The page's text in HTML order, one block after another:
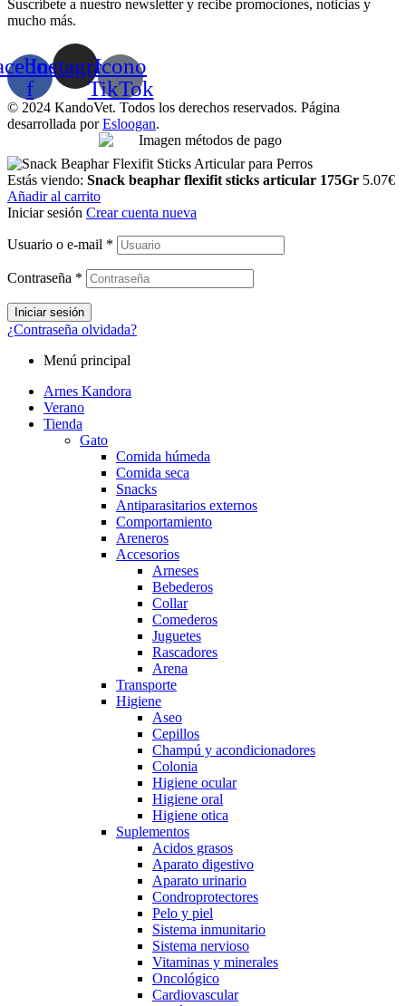
Suscríbete a nuestro newsletter y recibe promociones, noticias y
mucho más.
f
InstagramIcono
TikTok
© 2024 KandoVet. Todos los derechos reservados. Página
desarrollada porEsloogan.
Estás viendo: Snack beaphar flexifit sticks articular 175Gr 5.07€
Añadir al carrito
Iniciar sesión Crear cuenta nueva
Usuario o e-mail *
Contraseña *
Iniciar sesión
¿Contraseña olvidada?
Menú principal
Arnes Kandora
Verano
Tienda
Gato
Comida húmeda
Comida seca
Snacks
Antiparasitarios externos
Comportamiento
Areneros
Accesorios
Arneses
Bebederos
Collar
Comederos
Juguetes
Rascadores
Arena
Transporte
Higiene
Aseo
Cepillos
Champú y acondicionadores
Colonia
Higiene ocular
Higiene oral
Higiene otica
Suplementos
Acidos grasos
Aparato digestivo
Aparato urinario
Condroprotectores
Pelo y piel
Sistema inmunitario
Sistema nervioso
Vitaminas y minerales
Oncológico
Cardiovascular